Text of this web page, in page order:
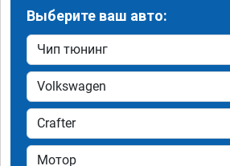
Выберите ваш авто: